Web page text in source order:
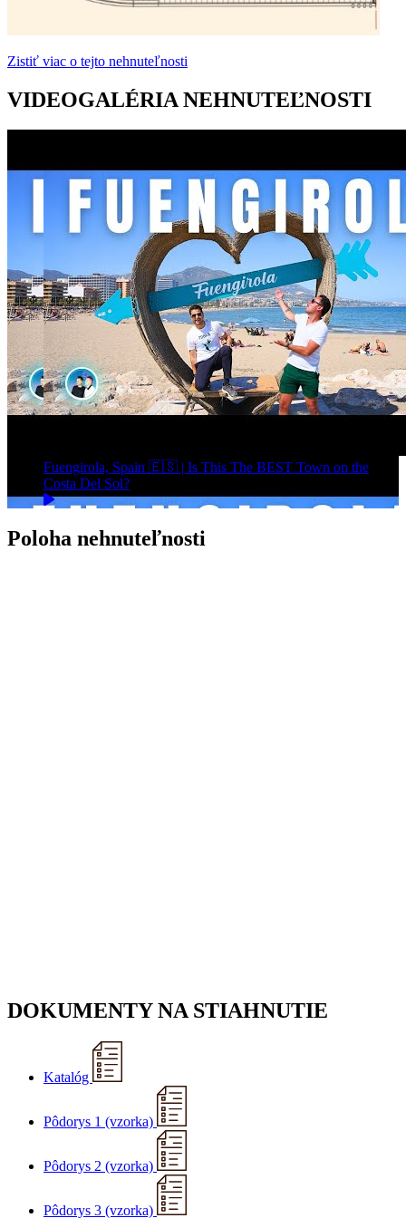
Zistiť viac o tejto nehnuteľnosti
VIDEOGALÉRIA NEHNUTEĽNOSTI
Fuengirola, Spain 🇪🇸 | Is This The BEST Town on the
Costa Del Sol?
Poloha nehnuteľnosti
DOKUMENTY NA STIAHNUTIE
Katalóg
Pôdorys 1 (vzorka)
Pôdorys 2 (vzorka)
Pôdorys 3 (vzorka)